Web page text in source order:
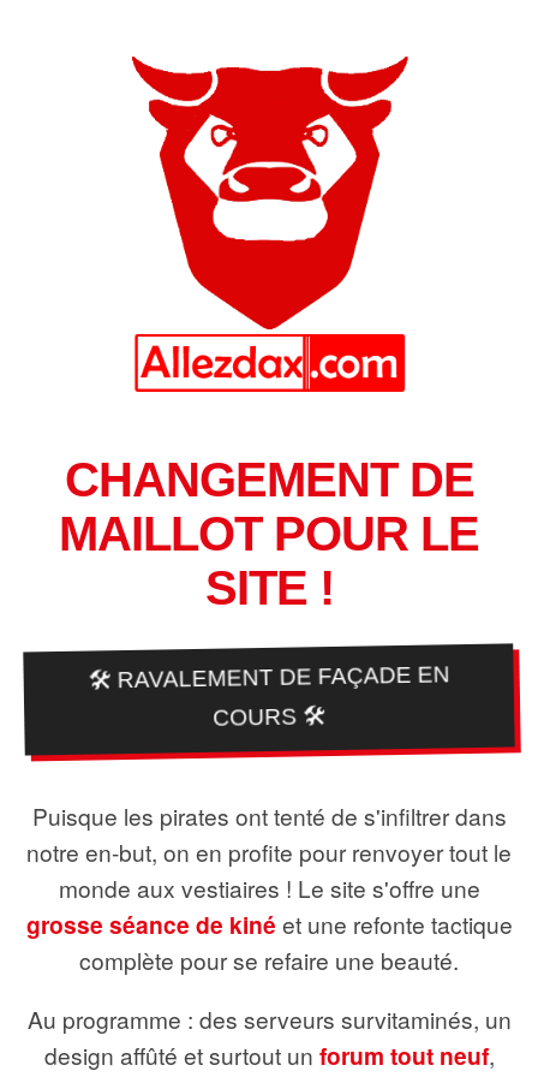
CHANGEMENT DE
MAILLOT POUR LE
SITE !
🛠️ RAVALEMENT DE FAÇADE EN
COURS 🛠️
Puisque les pirates ont tenté de s'infiltrer dans
notre en-but, on en profite pour renvoyer tout le
monde aux vestiaires ! Le site s'offre une
grosse séance de kiné et une refonte tactique
complète pour se refaire une beauté.
Au programme : des serveurs survitaminés, un
design affûté et surtout un forum tout neuf,